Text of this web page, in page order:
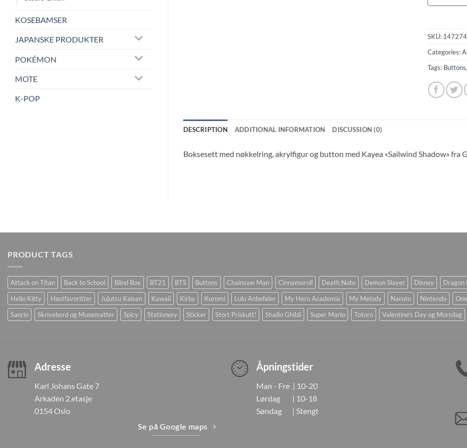
KOSEBAMSER
JAPANSKE PRODUKTER
POKÉMON
MOTE
K-POP
SKU: 147274
Categories:
Tags: Buttons,
DESCRIPTION ADDITIONAL INFORMATION DISCUSSION (0)
Boksesett med nøkkelring, akrylfigur og button med Kayea «Sailwind Shadow» fra
PRODUCT TAGS
Attack on Titan Back to School Blind Box BT21 BTS Buttons Chainsaw Man Cinnamoroll Death Note Demon Slayer Disney Dragon
Hello Kitty
Høstfavoritter Jujutsu Kaisen Kawaii Kirby Kuromi Lulu Anbefaler My Hero Academia My Melody Naruto Nintendo
Sanrio
Skrivebord og Musematter Spicy Stationery Sticker Stort Priskutt! Studio Ghibli Super Mario Totoro Valentine's Day og Morsdag
Adresse
Karl Johans Gate 7
Arkaden 2.etasje
0154 Oslo
Se på Google maps
Åpningstider
Man - Fre | 10-20
Lørdag | 10-18
Søndag | Stengt